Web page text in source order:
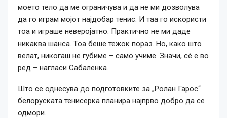
моето тело да ме ограничува и да не ми дозволува
да го играм мојот најдобар тенис. И таа го искористи
тоа и играше неверојатно. Практично не ми даде
никаква шанса. Тоа беше тежок пораз. Но, како што
велат, никогаш не губиме – само учиме. Значи, сè е во
ред – нагласи Сабаленка.
Што се однесува до подготовките за „Ролан Гарос“
белоруската тенисерка планира најпрво добро да се
одмори.